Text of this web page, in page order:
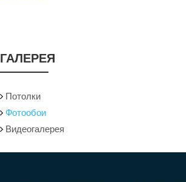
ГАЛЕРЕЯ
Потолки
Фотообои
Видеогалерея